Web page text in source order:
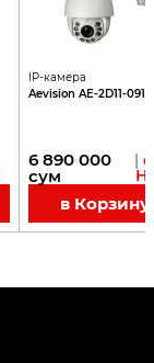
IP-камера
Aevision AE-2D11-
6 890 000
сум
| с
в Корзину